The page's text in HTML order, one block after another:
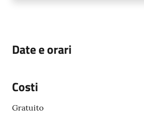
Date e orari
Costi
Gratuito